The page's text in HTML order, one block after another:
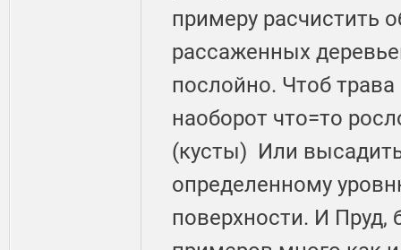
примеру расчистить
рассаженных
послойно. Чтоб
наоборот что=то
(кусты) Или
определенному
поверхности. И Пруд,